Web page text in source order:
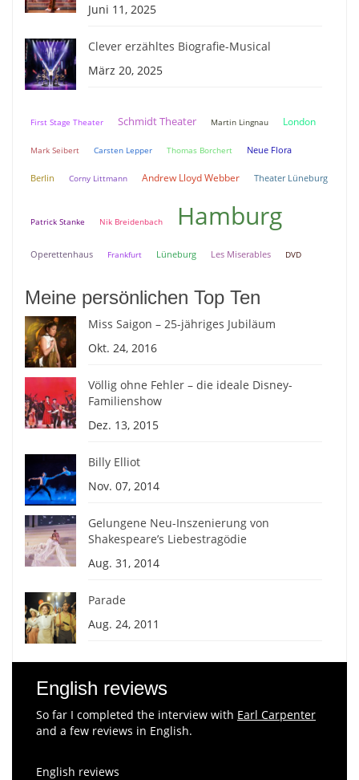
Juni 11, 2025
Clever erzähltes Biografie-Musical
März 20, 2025
First Stage Theater Schmidt Theater Martin Lingnau London
Mark Seibert Carsten Lepper Thomas Borchert Neue Flora
Berlin Corny Littmann Andrew Lloyd Webber Theater Lüneburg
Patrick Stanke Nik Breidenbach Hamburg
Operettenhaus Frankfurt Lüneburg Les Miserables DVD
Meine persönlichen Top Ten
Miss Saigon – 25-jähriges Jubiläum
Okt. 24, 2016
Völlig ohne Fehler – die ideale Disney-
Familienshow
Dez. 13, 2015
Billy Elliot
Nov. 07, 2014
Gelungene Neu-Inszenierung von
Shakespeare’s Liebestragödie
Aug. 31, 2014
Parade
Aug. 24, 2011
English reviews
So far I completed the interview with Earl Carpenter
and a few reviews in English.
English reviews